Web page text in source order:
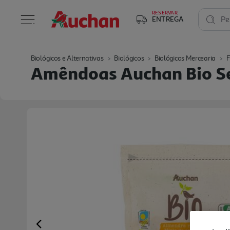
RESERVAR
ENTREGA
Biológicos e Alternativas Biológicos Biológicos Mercearia
Amêndoas Auchan Bio